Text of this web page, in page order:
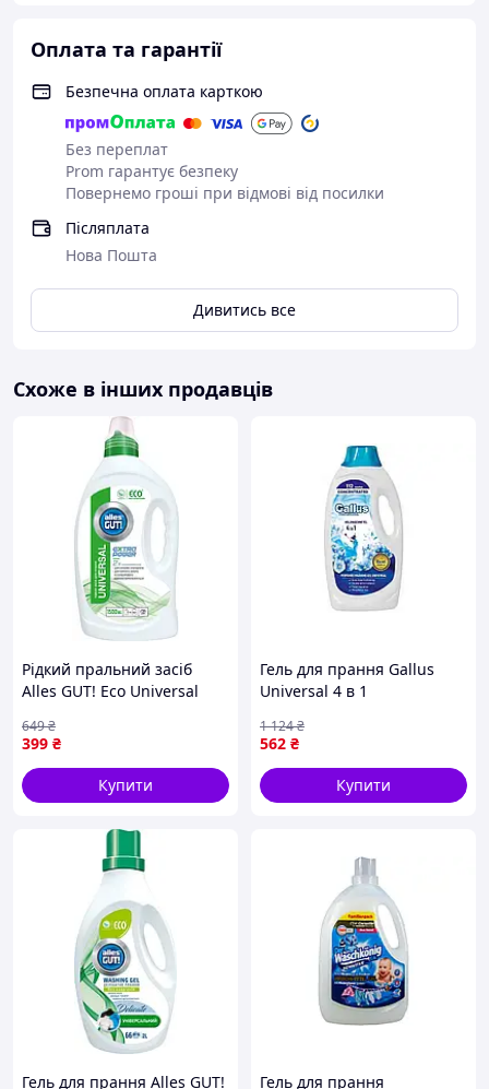
Оплата та гарантії
Безпечна оплата карткою
Без переплат
Prom гарантує безпеку
Повернемо гроші при відмові від посилки
Післяплата
Нова Пошта
Дивитись все
Схоже в інших продавців
Рідкий пральний засіб
Alles GUT! Eco Universal
(4820189880462)
399 ₴
649₴
Купити
Гель для прання Gallus
Universal 4 в 1
і кольорових тканин 4,05л
562 ₴
1 124₴
Купити
Гель для прання Alles GUT! Гель для прання